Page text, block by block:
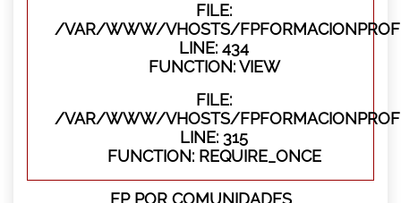
FILE:
/VAR/WWW/VHOSTS/
LINE: 434
FUNCTION: VIEW
FILE:
/VAR/WWW/VHOSTS/
LINE: 315
FUNCTION: REQUIRE_ONCE